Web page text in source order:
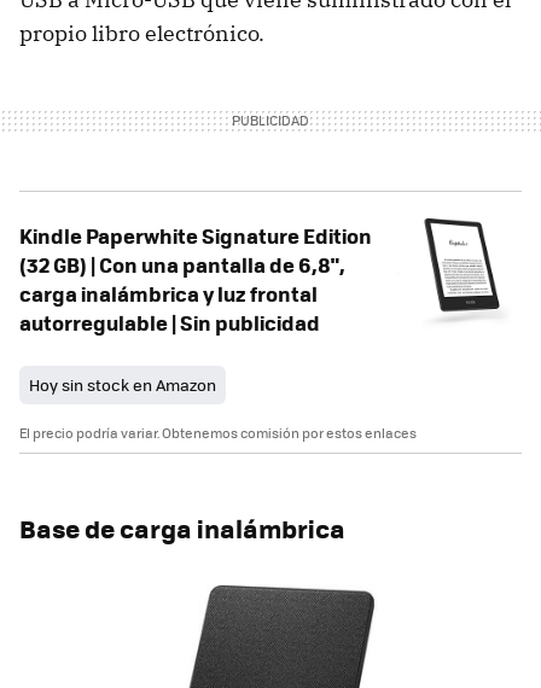
propio libro electrónico.
Kindle Paperwhite Signature Edition
(32 GB) | Con una pantalla de 6,8",
carga inalámbrica y luz frontal
autorregulable | Sin publicidad
Hoy sin stock en Amazon
El precio podría variar. Obtenemos comisión por estos enlaces
Base de carga inalámbrica